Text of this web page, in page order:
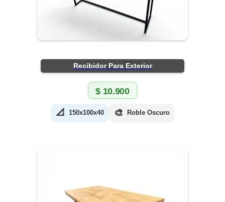
Recibidor Para Exterior
$10.900
📐 150x100x40 🎨 Roble Oscuro